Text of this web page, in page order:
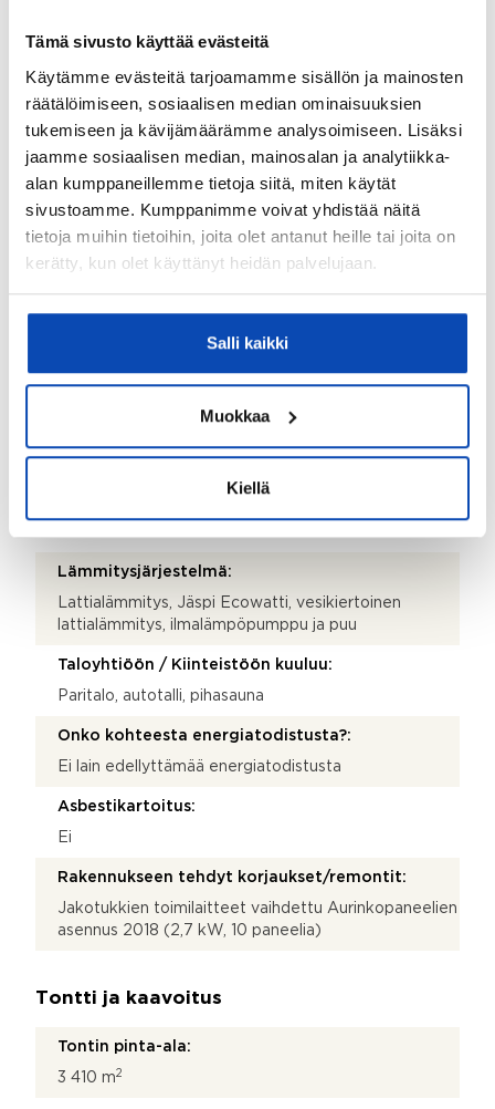
Tämä sivusto käyttää evästeitä
Käytämme evästeitä tarjoamamme sisällön ja mainosten
räätälöimiseen, sosiaalisen median ominaisuuksien
tukemiseen ja kävijämäärämme analysoimiseen. Lisäksi
jaamme sosiaalisen median, mainosalan ja analytiikka-
alan kumppaneillemme tietoja siitä, miten käytät
sivustoamme. Kumppanimme voivat yhdistää näitä
tietoja muihin tietoihin, joita olet antanut heille tai joita on
kerätty, kun olet käyttänyt heidän palvelujaan.
Salli kaikki
Muokkaa
Kiellä
Kiinteistö
560-406-1-171
Valmistumisvuosi:
2011
Puu
Harjakatto
Lämmitysjärjestelmä:
Lattialämmitys, Jäspi Ecowatti, vesikiertoinen
lattialämmitys, ilmalämpöpumppu ja puu
Taloyhtiöön / Kiinteistöön kuuluu:
Paritalo, autotalli, pihasauna
Onko kohteesta energiatodistusta?:
Ei lain edellyttämää energiatodistusta
Asbestikartoitus:
Ei
Rakennukseen tehdyt korjaukset/remontit:
Jakotukkien toimilaitteet vaihdettu Aurinkopaneelien
asennus 2018 (2,7 kW, 10 paneelia)
Tontti ja kaavoitus
Tontin pinta-ala:
3 410 m2